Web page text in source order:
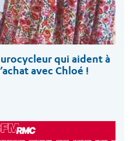
qui aident à
avec Chloé !